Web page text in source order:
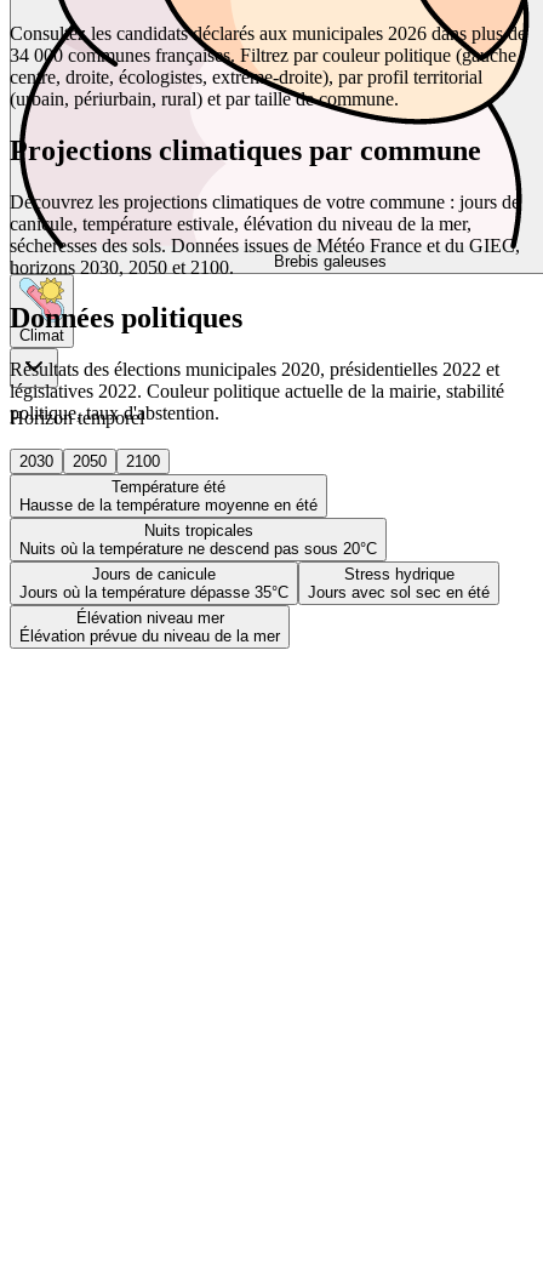
Brebis galeuses
Climat
Horizon temporel
2030 2050
2100
Température été
Hausse de la température moyenne en été
Nuits tropicales
Nuits où la température ne descend pas sous 20°C
Jours de canicule
Jours où la température dépasse 35°C
Stress hydrique
Jours avec sol sec en été
Élévation niveau mer
Élévation prévue du niveau de la mer
Consultez les candidats déclarés aux municipales 2026 dans plus de
34 000 communes françaises. Filtrez par couleur politique (gauche,
centre, droite, écologistes, extrême-droite), par profil territorial
(urbain, périurbain, rural) et par taille de commune.
Projections climatiques par commune
Découvrez les projections climatiques de votre commune : jours de
canicule, température estivale, élévation du niveau de la mer,
sécheresses des sols. Données issues de Météo France et du GIEC,
horizons 2030, 2050 et 2100.
Données politiques
Résultats des élections municipales 2020, présidentielles 2022 et
législatives 2022. Couleur politique actuelle de la mairie, stabilité
politique, taux d'abstention.